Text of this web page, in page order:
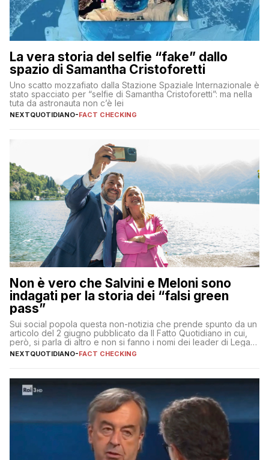
La vera storia del selfie “fake” dallo
spazio di Samantha Cristoforetti
Uno scatto mozzafiato dalla Stazione Spaziale Internazionale è
stato spacciato per “selfie di Samantha Cristoforetti”: ma nella
tuta da astronauta non c’è lei
NEXTQUOTIDIANO-FACT CHECKING
Non è vero che Salvini e Meloni sono
indagati per la storia dei “falsi green
pass”
Sui social popola questa non-notizia che prende spunto da un
articolo del 2 giugno pubblicato da Il Fatto Quotidiano in cui,
però, si parla di altro e non si fanno i nomi dei leader di Lega e
Fratelli d’Italia
NEXTQUOTIDIANO-FACT CHECKING